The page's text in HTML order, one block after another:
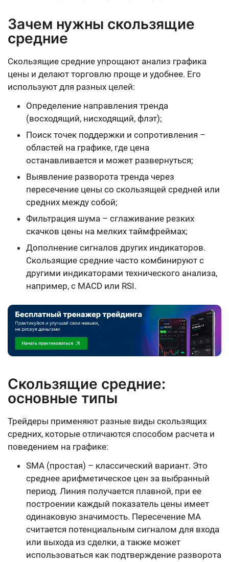
Зачем нужны скользящие
средние
Скользящие средние упрощают анализ графика
цены и делают торговлю проще и удобнее. Его
используют для разных целей:
Определение направления тренда
(восходящий, нисходящий, флэт);
Поиск точек поддержки и сопротивления –
областей на графике, где цена
останавливается и может развернуться;
Выявление разворота тренда через
пересечение цены со скользящей средней или
средних между собой;
Фильтрация шума – сглаживание резких
скачков цены на мелких таймфреймах;
Дополнение сигналов других индикаторов.
Скользящие средние часто комбинируют с
другими индикаторами технического анализа,
например, с MACD или RSI.
Скользящие средние:
основные типы
Трейдеры применяют разные виды скользящих
средних, которые отличаются способом расчета и
поведением на графике:
SMA (простая) – классический вариант. Это
среднее арифметическое цен за выбранный
период. Линия получается плавной, при ее
построении каждый показатель цены имеет
одинаковую значимость. Пересечение MA
считается потенциальным сигналом для входа
или выхода из сделки, а также может
использоваться как подтверждение разворота